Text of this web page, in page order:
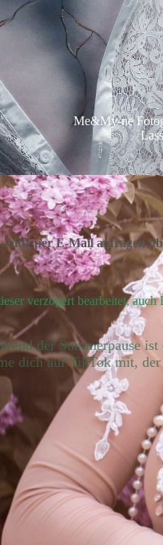
Me&My-ne
bitte per E-Mail anfragen
verzögert bearbeitet,
der Sommerpause
dich auf TikTok mit,